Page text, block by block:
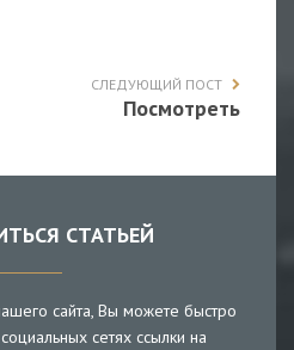
СЛЕДУЮЩИЙ ПОСТ
Посмотреть
СТАТЬЕЙ
сайта, Вы можете быстро
сетях ссылки на